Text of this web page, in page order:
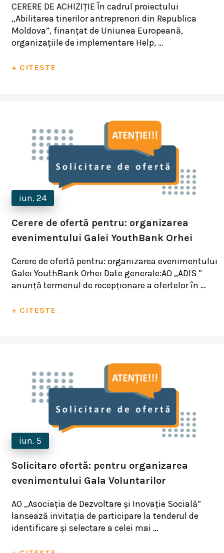
CERERE DE ACHIZIȚIE În cadrul proiectului
„Abilitarea tinerilor antreprenori din Republica
Moldova”, finanțat de Uniunea Europeană,
organizațiile de implementare Help, …
+ CITESTE
iun. 24
Cerere de ofertă pentru: organizarea
evenimentului Galei YouthBank Orhei
Cerere de ofertă pentru: organizarea evenimentului
Galei YouthBank Orhei Date generale:AO „ADIS ”
anunță termenul de recepționare a ofertelor în …
+ CITESTE
iun. 5
Solicitare ofertă: pentru organizarea
evenimentului Gala Voluntarilor
AO „Asociația de Dezvoltare și Inovație Socială”
lansează invitația de participare la tenderul de
identificare și selectare a celei mai …